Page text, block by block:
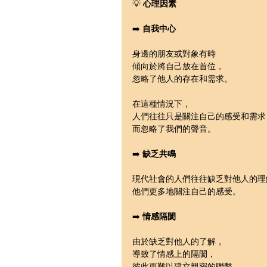
💡 心理因素
➡️ 自我中心
身邊的朋友或對象有時
傾向於將自己放在首位，
忽略了他人的存在和需求。
在這種情況下，
人們往往只是關注自己的感受和需求
而忽略了我們的聲音。
➡️ 缺乏共鳴
現代社會的人們往往缺乏對他人的理
他們更多地關注自己的感受。
➡️ 情感隔閡
由於缺乏對他人的了解，
導致了情感上的隔閡，